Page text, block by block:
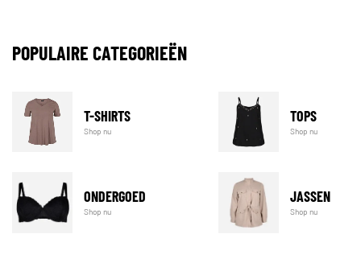
POPULAIRE CATEGORIEËN
T-SHIRTS
Shop nu
TOPS
Shop nu
ONDERGOED
Shop nu
JASSEN
Shop nu